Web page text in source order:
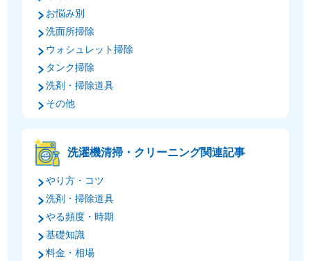
お悩み別
洗面所掃除
ウォシュレット掃除
タンク掃除
洗剤・掃除道具
その他
洗濯機清掃・クリーニング関連記事
やり方・コツ
洗剤・掃除道具
やる頻度・時期
基礎知識
料金・相場